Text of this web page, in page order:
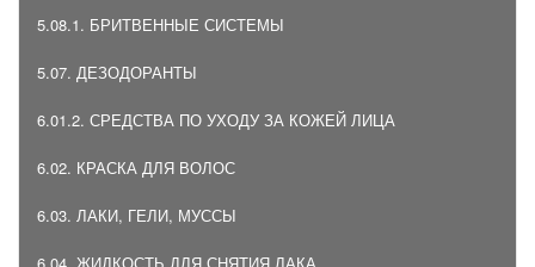
5.08.1. БРИТВЕННЫЕ СИСТЕМЫ
5.07. ДЕЗОДОРАНТЫ
6.01.2. СРЕДСТВА ПО УХОДУ ЗА КОЖЕЙ ЛИЦА
6.02. КРАСКА ДЛЯ ВОЛОС
6.03. ЛАКИ, ГЕЛИ, МУССЫ